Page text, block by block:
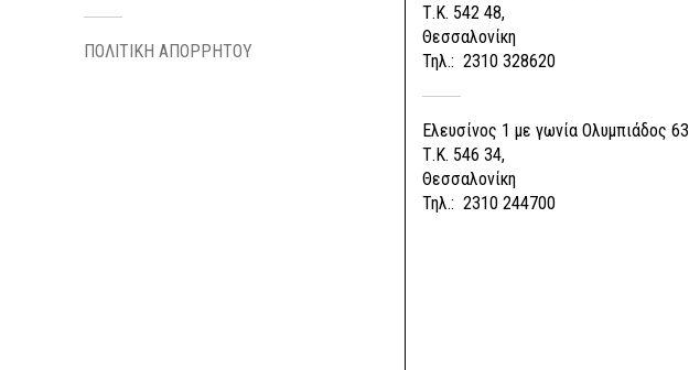
ΠΟΛΙΤΙΚΗ ΑΠΟΡΡΗΤΟΥ
Τ.Κ. 542 48,
Θεσσαλονίκη
Τηλ.: 2310 328620
Ελευσίνος 1 με γωνία Ολυμπιάδος 63
Τ.Κ. 546 34,
Θεσσαλονίκη
Τηλ.: 2310 244700